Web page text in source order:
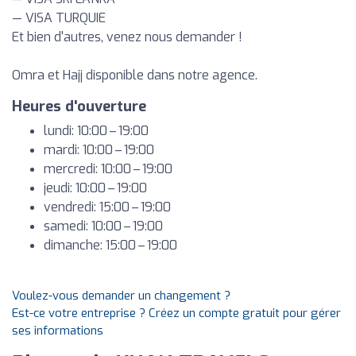
— VISA TURQUIE
Et bien d'autres, venez nous demander !
Omra et Hajj disponible dans notre agence.
Heures d'ouverture
lundi: 10:00 – 19:00
mardi: 10:00 – 19:00
mercredi: 10:00 – 19:00
jeudi: 10:00 – 19:00
vendredi: 15:00 – 19:00
samedi: 10:00 – 19:00
dimanche: 15:00 – 19:00
Voulez-vous demander un changement ?
Est-ce votre entreprise ? Créez un compte gratuit pour gérer
ses informations